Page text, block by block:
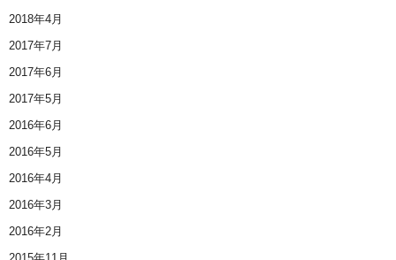
2018年4月
2017年7月
2017年6月
2017年5月
2016年6月
2016年5月
2016年4月
2016年3月
2016年2月